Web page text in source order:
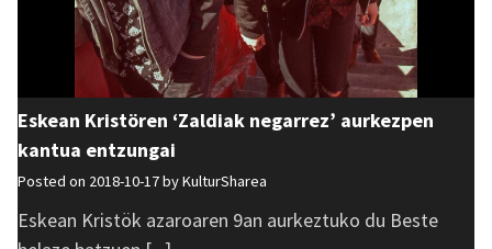
Eskean Kristören ‘Zaldiak negarrez’ aurkezpen
kantua entzungai
Posted on 2018-10-17 byKulturSharea
Eskean Kristök azaroaren 9an aurkeztuko du Beste